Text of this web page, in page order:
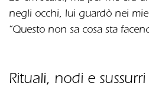
negli occhi, lui guardò nei
“Questo non sa cosa sta
Rituali, nodi e sussurri